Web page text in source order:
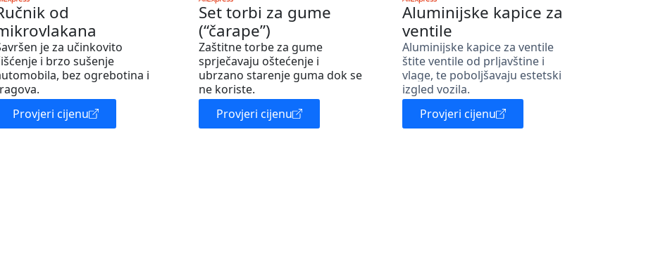
od
je za učinkovito
i brzo sušenje
bez ogrebotina i
Provjeri cijenu
Set torbi za gume
(“čarape”)
Zaštitne torbe za gume
sprječavaju oštećenje i
ubrzano starenje guma dok se
ne koriste.
Provjeri cijenu
Aluminijske kapice za
ventile
Aluminijske kapice za ventile
štite ventile od prljavštine i
vlage, te poboljšavaju estetski
izgled vozila.
Provjeri cijenu